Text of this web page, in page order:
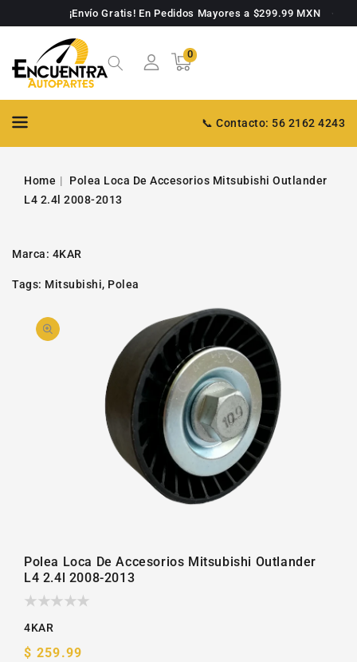
¡Envío Gratis! En Pedidos Mayores a $299.99 MXN
Carrito
00
artículos
📞 Contacto: 56 2162 4243
Home
Polea Loca De Accesorios Mitsubishi Outlander
L4 2.4l 2008-2013
Marca: 4KAR
Tags: Mitsubishi, Polea
INFORMACIÓN
DE PRODUCTO
Abrir
video
1
en
la
galería
Polea Loca De Accesorios Mitsubishi Outlander
L4 2.4l 2008-2013
4KAR
Precio
$ 259.99